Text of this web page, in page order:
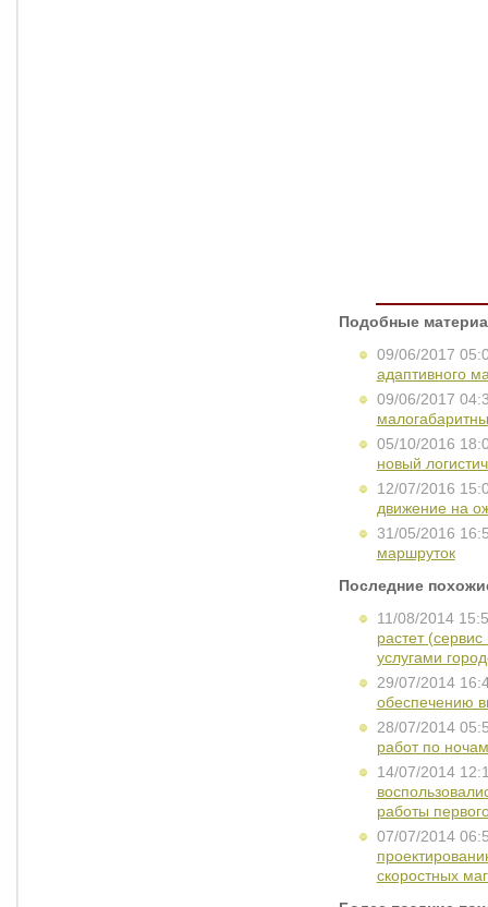
Подобные
09/06/2017
адаптивного
09/06/2017
05/10/2016
новый
12/07/2016
движение на
31/05/2016
маршруток
Последние
11/08/2014
растет
услугами
29/07/2014
обеспечению
28/07/2014
работ по ночам
14/07/2014
работы
07/07/2014
скоростных